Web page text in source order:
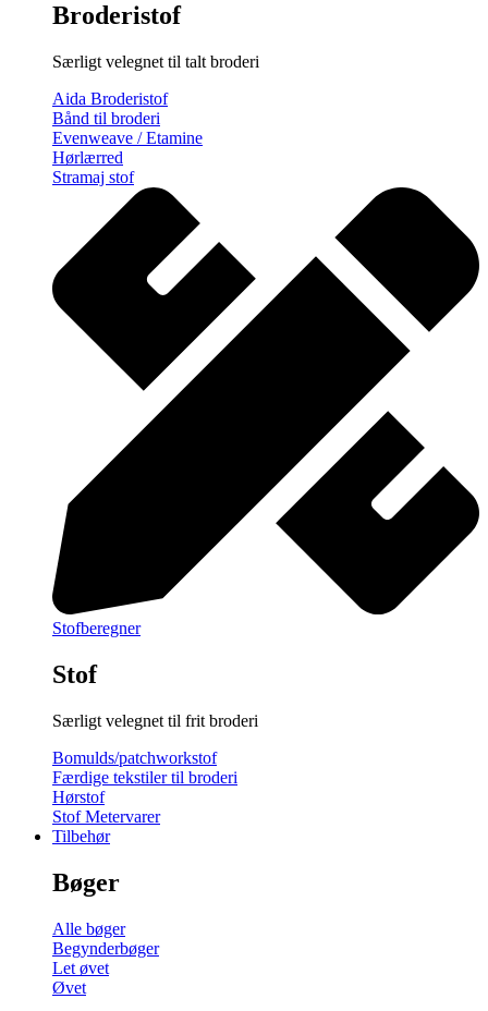
Broderistof
Særligt velegnet til talt broderi
Aida Broderistof
Bånd til broderi
Evenweave / Etamine
Hørlærred
Stramaj stof
Stofberegner
Stof
Særligt velegnet til frit broderi
Bomulds/patchworkstof
Færdige tekstiler til broderi
Hørstof
Stof Metervarer
Tilbehør
Bøger
Alle bøger
Begynderbøger
Let øvet
Øvet